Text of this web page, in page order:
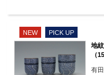
NEW
PICK UP
地
（
有